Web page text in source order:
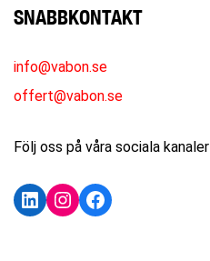
SNABBKONTAKT
info@vabon.se
offert@vabon.se
Följ oss på våra sociala kanaler
LinkedIn
Instagram
Facebook